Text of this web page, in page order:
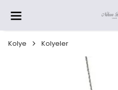
Kolye Kolyeler